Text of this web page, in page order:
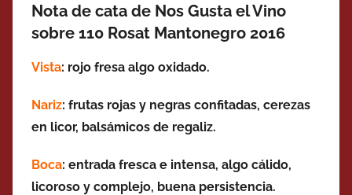
Nota de cata de Nos Gusta el Vino
sobre 110 Rosat Mantonegro 2016
Vista: rojo fresa algo oxidado.
Nariz: frutas rojas y negras confitadas, cerezas
en licor, balsámicos de regaliz.
Boca: entrada fresca e intensa, algo cálido,
licoroso y complejo, buena persistencia.